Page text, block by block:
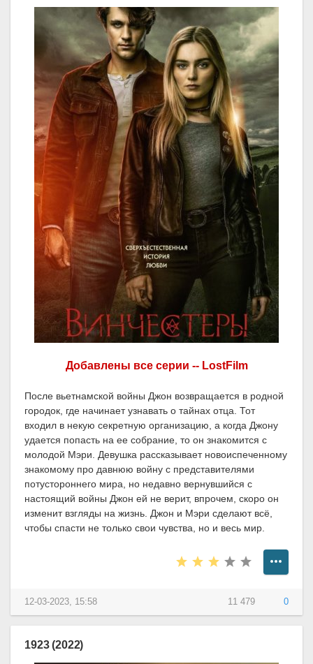
Добавлены все серии -- LostFilm
После вьетнамской войны Джон возвращается в родной
городок, где начинает узнавать о тайнах отца. Тот
входил в некую секретную организацию, а когда Джону
удается попасть на ее собрание, то он знакомится с
молодой Мэри. Девушка рассказывает новоиспеченному
знакомому про давнюю войну с представителями
потустороннего мира, но недавно вернувшийся с
настоящий войны Джон ей не верит, впрочем, скоро он
изменит взгляды на жизнь. Джон и Мэри сделают всё,
чтобы спасти не только свои чувства, но и весь мир.
11 479 0
12-03-2023, 15:58
1923 (2022)